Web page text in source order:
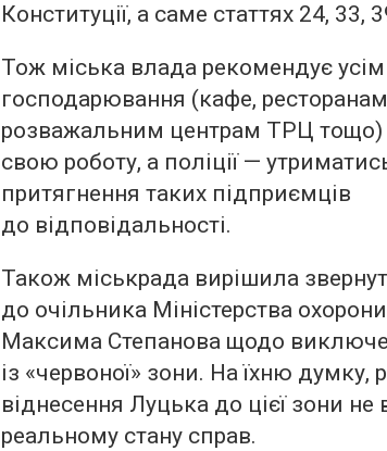
Конституції, а саме статтях 24, 33,
Тож міська влада рекомендує
господарювання (кафе,
розважальним центрам ТРЦ тощо)
свою роботу, а поліції —
притягнення таких підприємців
до відповідальності.
Також міськрада вирішила
до очільника Міністерства
Максима Степанова щодо
із «червоної» зони. На їхню думку,
віднесення Луцька до цієї зони не
реальному стану справ.